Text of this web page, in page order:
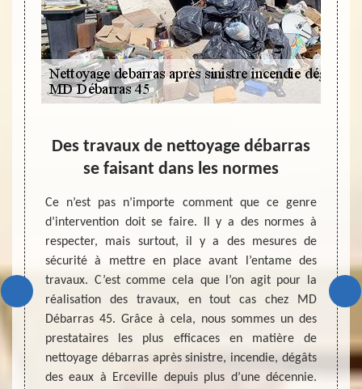
des
et
une
de
il est
faut
des
nous
Des travaux de nettoyage débarras
se faisant dans les normes
Ce n’est pas n’importe comment que ce genre
d’intervention doit se faire. Il y a des normes à
respecter, mais surtout, il y a des mesures de
sécurité à mettre en place avant l’entame des
travaux. C’est comme cela que l’on agit pour la
réalisation des travaux, en tout cas chez MD
Débarras 45. Grâce à cela, nous sommes un des
prestataires les plus efficaces en matière de
nettoyage débarras après sinistre, incendie, dégâts
des eaux à Erceville depuis plus d’une décennie.
Le
Ce
peut
des
mais